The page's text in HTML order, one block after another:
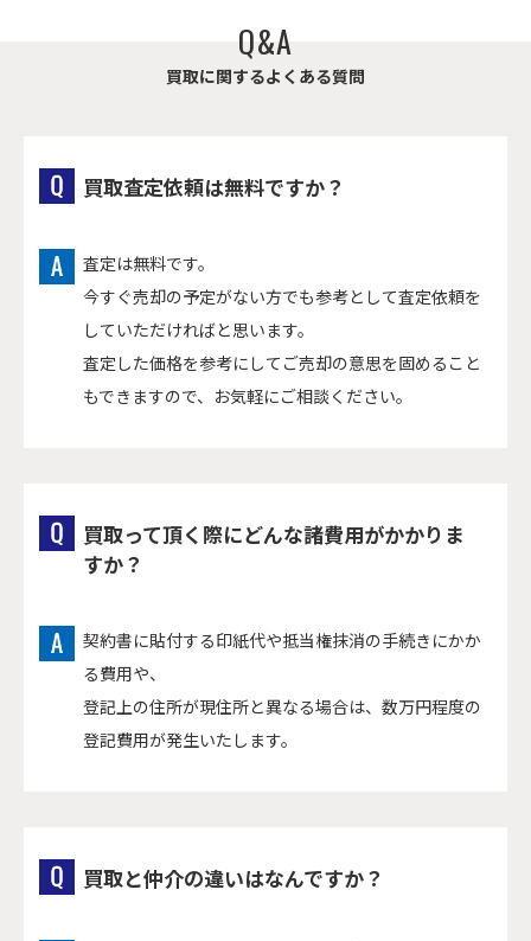
Q&A
買取に関するよ く ある質問
買取査定依頼は無料ですか？
査定は無料です。
今すぐ売却の予定がない方でも参考として査定依頼を
していただければと思います。
査定した価格を参考にしてご売却の意思を固めること
もできますので、お気軽にご相談ください。
買取って頂く際にどんな諸費用がかかりま
すか？
契約書に貼付する印紙代や抵当権抹消の手続きにかか
る費用や、
登記上の住所が現住所と異なる場合は、数万円程度の
登記費用が発生いたします。
買取と仲介の違いはなんですか？